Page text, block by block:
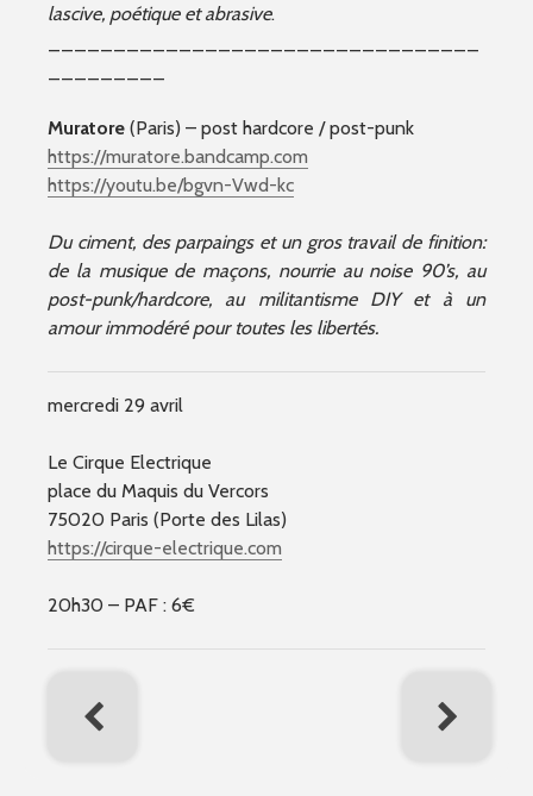
lascive, poétique et abrasive.
Muratore (Paris) – post hardcore / post-punk
https://muratore.bandcamp.com
https://youtu.be/bgvn-Vwd-kc
Du ciment, des parpaings et un gros travail de finition:
de la musique de maçons, nourrie au noise 90’s, au
post-punk/hardcore, au militantisme DIY et à un
amour immodéré pour toutes les libertés.
mercredi 29 avril
Le Cirque Electrique
place du Maquis du Vercors
75020 Paris (Porte des Lilas)
https://cirque-electrique.com
20h30 – PAF : 6€